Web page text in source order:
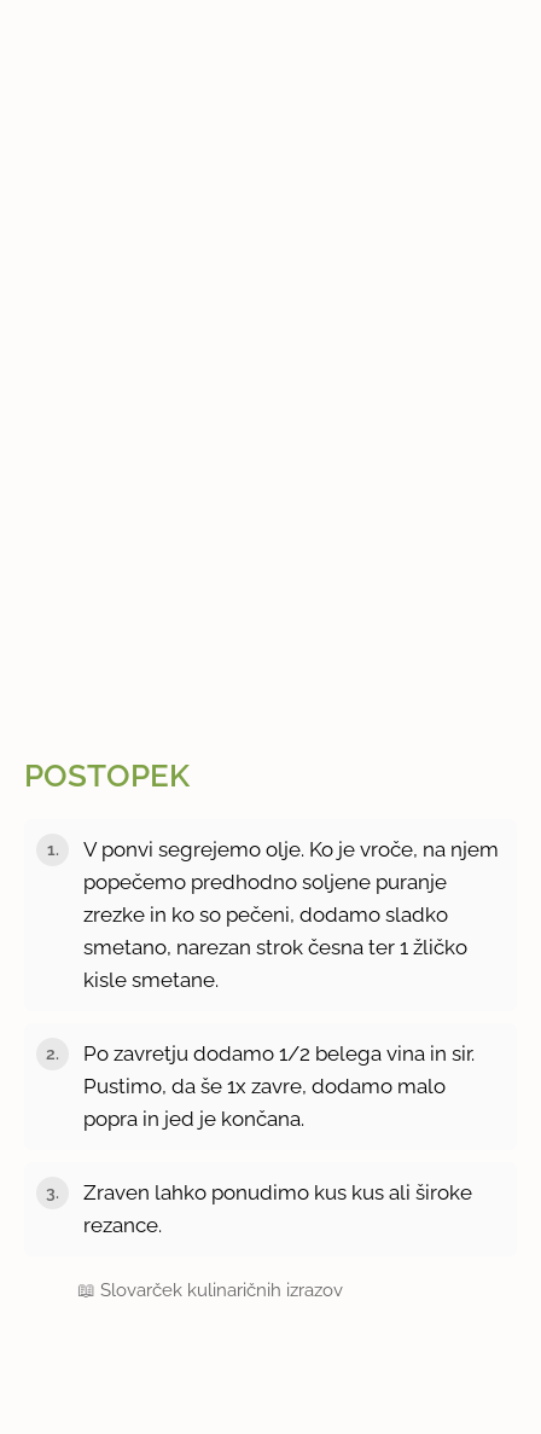
POSTOPEK
V ponvi segrejemo olje. Ko je vroče, na njem
popečemo predhodno soljene puranje
zrezke in ko so pečeni, dodamo sladko
smetano, narezan strok česna ter 1 žličko
kisle smetane.
Po zavretju dodamo 1/2 belega vina in sir.
Pustimo, da še 1x zavre, dodamo malo
popra in jed je končana.
Zraven lahko ponudimo kus kus ali široke
rezance.
📖Slovarček kulinaričnih izrazov